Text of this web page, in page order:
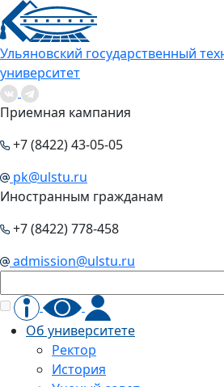
Ульяновский государственный
университет
Приемная кампания
+7 (8422) 43-05-05
pk@ulstu.ru
Иностранным гражданам
+7 (8422) 778-458
admission@ulstu.ru
Об университете
Ректор
История